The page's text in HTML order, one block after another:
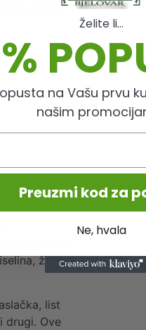
barem 30
uz
žgaravice
list
drugi. Ove
Želite li...
na Vašu prvu
našim
Preuzmi kod za
Ne, hvala